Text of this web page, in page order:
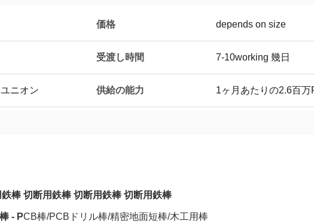
価格 depends on size
受渡し時間 7-10working 幾日
ニオン 供給の能力 1ヶ月あたりの2.6百万
棒 切断用鉄棒 切断用鉄棒 切断用鉄棒
- PCB棒/PCBドリル棒/精密地面短棒/木工用棒